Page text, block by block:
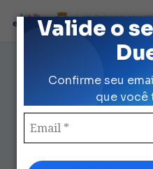
Valide o
Confirme seu
que você
Loja Credenciada para
e Kit Escolar da Prefeitura
9 Dicas de
ensino que